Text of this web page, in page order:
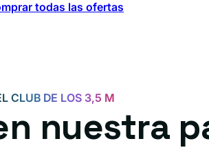
todas las ofertas
CLUB DE LOS 3,5 M
nuestra